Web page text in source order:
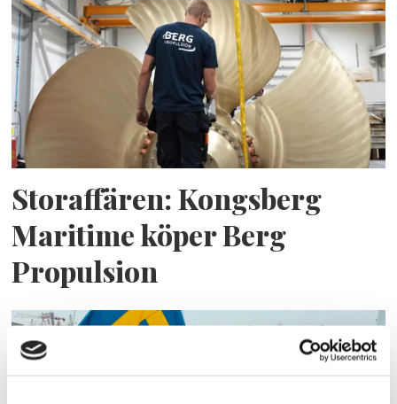
Storaffären: Kongsberg
Maritime köper Berg
Propulsion